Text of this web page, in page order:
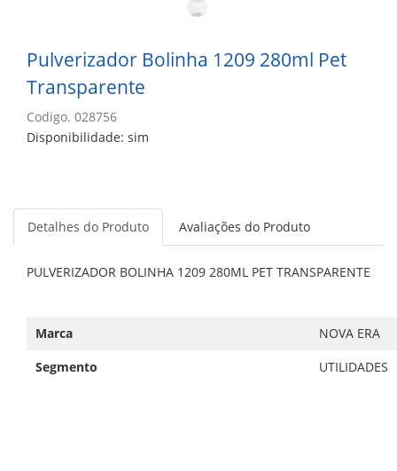
Pulverizador Bolinha 1209 280ml Pet
Transparente
Codigo. 028756
Disponibilidade: sim
Detalhes do Produto Avaliações do Produto
PULVERIZADOR BOLINHA 1209 280ML PET TRANSPARENTE
Marca
NOVA ERA
Segmento
UTILIDADES